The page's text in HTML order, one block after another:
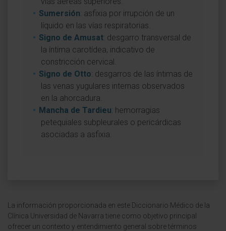
Sumersión: asfixia por irrupción de un
líquido en las vías respiratorias.
Signo de Amusat: desgarro transversal de
la íntima carotídea, indicativo de
constricción cervical.
Signo de Otto: desgarros de las íntimas de
las venas yugulares internas observados
en la ahorcadura.
Mancha de Tardieu: hemorragias
petequiales subpleurales o pericárdicas
asociadas a asfixia.
La información proporcionada en este Diccionario Médico de la
Clínica Universidad de Navarra tiene como objetivo principal
ofrecer un contexto y entendimiento general sobre términos